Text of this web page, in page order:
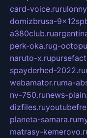
card-voice.ru
domizbrusa-
a380club.ru
perk-oka.rug-
naruto-x.ru
spayderhed-2022.ru
webamator.ruma-
nv-750.runews-
dizfiles.ru
planeta-samara.ru
matrasy-